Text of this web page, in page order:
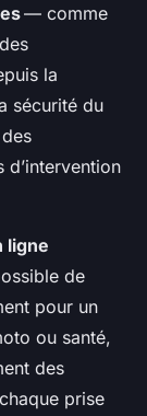
— comme
la
sécurité du
d’intervention
ligne
de
pour un
ou santé,
des
prise